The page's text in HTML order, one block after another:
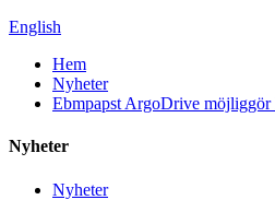
English
Hem
Nyheter
Ebmpapst ArgoDrive
Nyheter
Nyheter